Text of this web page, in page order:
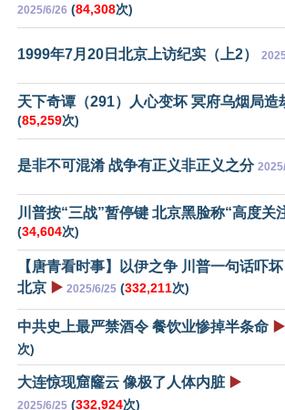
2025/6/26 (84,308次)
1999年7月20日北京上访纪实（上2）
天下奇谭（291）人心变坏 冥府乌烟局造
(85,259次)
是非不可混淆 战争有正义非正义之分
川普按“三战”暂停键 北京黑脸称“高度关
(34,604次)
【唐青看时事】以伊之争 川普一句话吓坏
北京 ▶️ 2025/6/25 (332,211次)
中共史上最严禁酒令 餐饮业惨掉半条命 ▶️
次)
大连惊现窟窿云 像极了人体内脏 ▶️
2025/6/25 (332,924次)